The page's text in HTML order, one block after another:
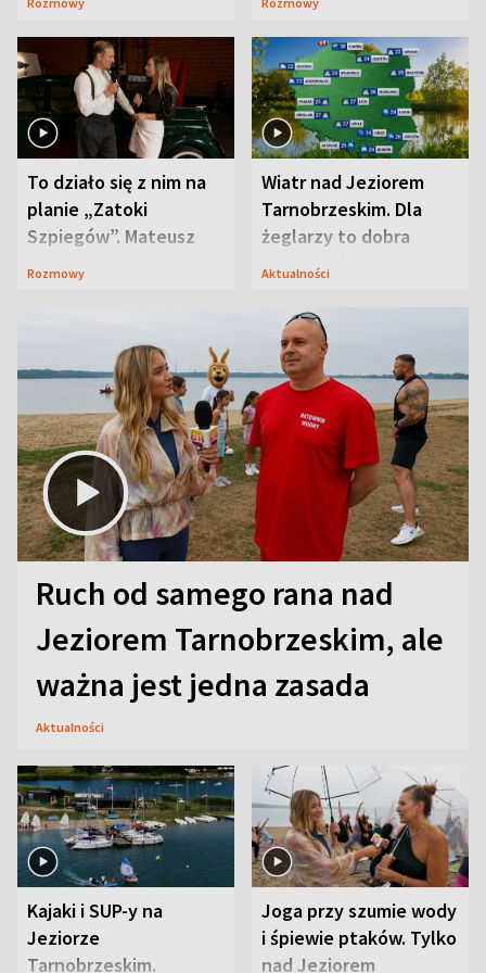
To działo się z nim na
planie „Zatoki
Szpiegów”. Mateusz
Janicki odsłonił
Rozmowy
Wiatr nad Jeziorem
Tarnobrzeskim. Dla
żeglarzy to dobra
wiadomość
Aktualności
Ruch od samego rana nad
Jeziorem Tarnobrzeskim, ale
ważna jest jedna zasada
Aktualności
Kajaki i SUP-y na
Jeziorze
Tarnobrzeskim.
Joga przy szumie wody
i śpiewie ptaków. Tylko
nad Jeziorem